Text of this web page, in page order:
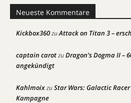
Neueste Kommentare
Kickbox360zuAttack on Titan 3 –
captain carotzuDragon’s Dogma II –
angekündigt
KahlmoixzuStar Wars: Galactic
Kampagne